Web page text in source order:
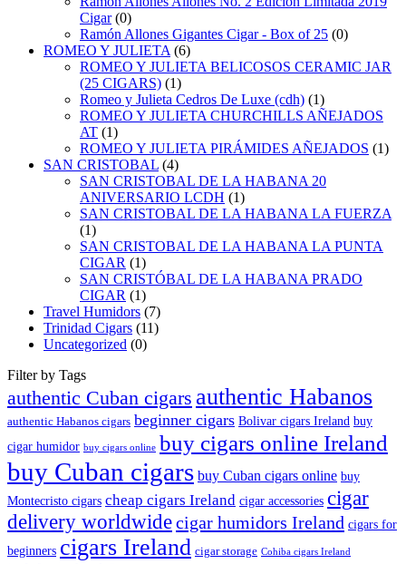
Cigar (0)
Ramón Allones Gigantes Cigar - Box of 25 (0)
ROMEO Y JULIETA (6)
ROMEO Y JULIETA BELICOSOS CERAMIC JAR
(25 CIGARS) (1)
Romeo y Julieta Cedros De Luxe (cdh) (1)
ROMEO Y JULIETA CHURCHILLS AÑEJADOS
AT (1)
ROMEO Y JULIETA PIRÁMIDES AÑEJADOS (1)
SAN CRISTOBAL (4)
SAN CRISTOBAL DE LA HABANA 20
ANIVERSARIO LCDH (1)
SAN CRISTOBAL DE LA HABANA LA FUERZA
(1)
SAN CRISTOBAL DE LA HABANA LA PUNTA
CIGAR (1)
SAN CRISTÓBAL DE LA HABANA PRADO
CIGAR (1)
Travel Humidors (7)
Trinidad Cigars (11)
Uncategorized (0)
Filter by Tags
authentic Cuban cigars authentic Habanos
authentic Habanos cigars beginner cigars Bolivar cigars Ireland buy
cigar humidor buy cigars online buy cigars online Ireland
buy Cuban cigars buy Cuban cigars online buy
Montecristo cigars cheap cigars Ireland cigar accessories cigar
delivery worldwidecigar humidors Ireland cigars for
beginners cigars Ireland cigar storage Cohiba cigars Ireland